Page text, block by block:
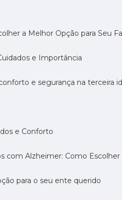
a Melhor Opção para Seu
e Importância
e segurança na terceira
e Conforto
com Alzheimer: Como
para o seu ente querido